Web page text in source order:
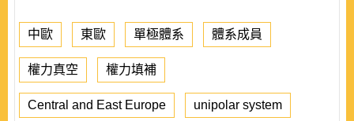
中歐 東歐 單極體系 體系成員
權力真空 權力填補
Central and East Europe unipolar system